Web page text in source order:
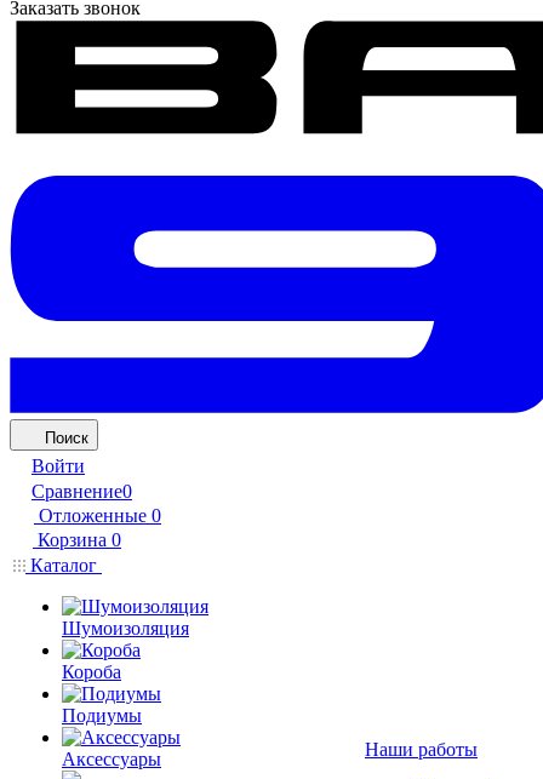
Заказать звонок
Поиск
Войти
Сравнение0
Отложенные 0
Корзина 0
Каталог
Шумоизоляция
Короба
Подиумы
Аксессуары
Наши работы